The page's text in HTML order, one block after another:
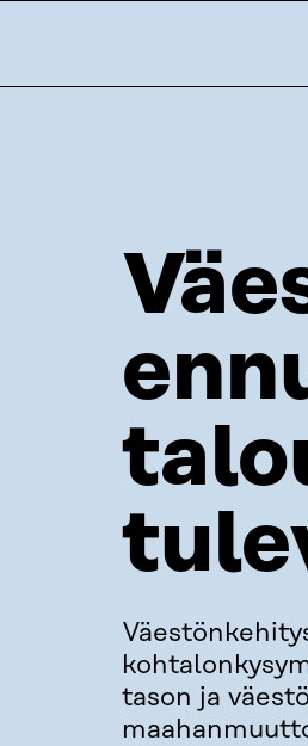
tason ja